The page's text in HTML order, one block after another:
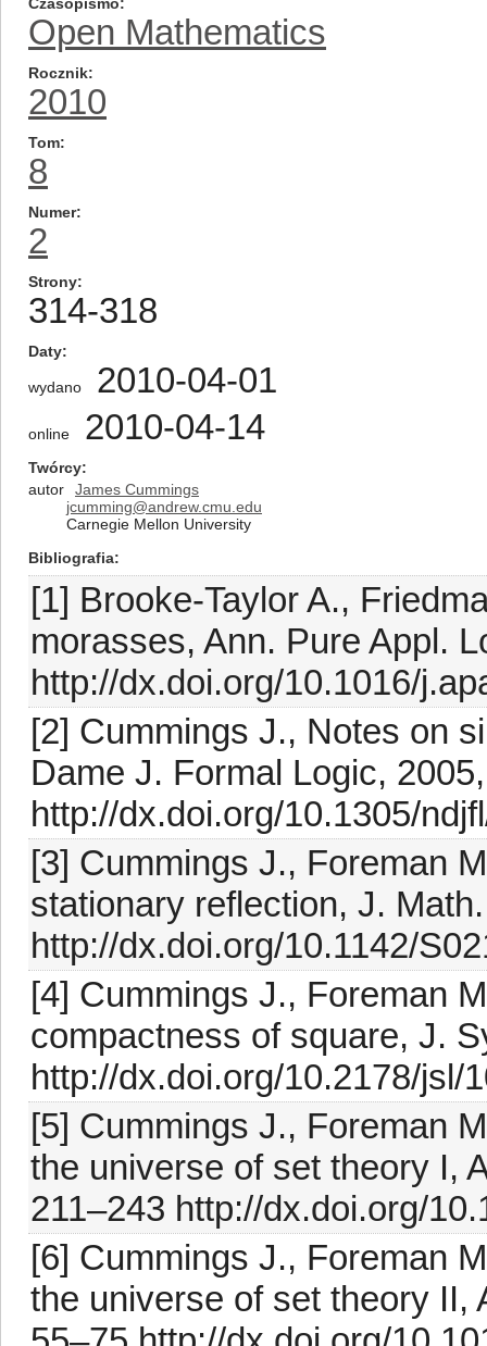
Open Mathematics
Rocznik
2010
Tom
8
Numer
2
Strony
314-318
Daty
wydano 2010-04-01
online 2010-04-14
Twórcy
autor
James Cummings
jcumming@andrew.cmu.edu
Carnegie Mellon University
Bibliografia
[1] Brooke-Taylor A.,
morasses, Ann. Pure Appl.
http://dx.doi.org/10.1016/
[2] Cummings J., Notes on
Dame J. Formal Logic,
http://dx.doi.org/10.1305/
[3] Cummings J., Foreman
stationary reflection, J.
http://dx.doi.org/10.1142/
[4] Cummings J., Foreman
compactness of square, J.
http://dx.doi.org/10.2178/jsl/
[5] Cummings J., Foreman
the universe of set theory I,
211–243 http://dx.doi.org/
[6] Cummings J., Foreman
the universe of set theory II,